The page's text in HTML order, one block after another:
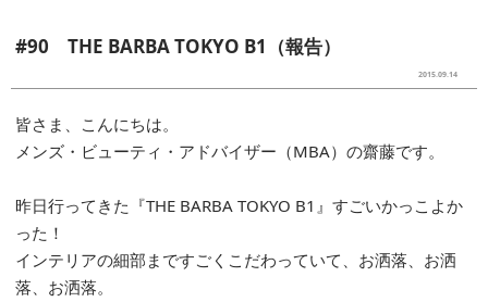
女の本音
テストステロン
海外セレブ
健康
スキンケア 食事
調査結果
トレーニング
好印象な男
頭皮ケア
ダイエット
理容室
#90 THE BARBA TOKYO B1（報告）
2015.09.14
皆さま、こんにちは。
メンズ・ビューティ・アドバイザー（MBA）の齋藤です。
昨日行ってきた『THE BARBA TOKYO B1』すごいかっこよか
った！
インテリアの細部まですごくこだわっていて、お洒落、お洒
落、お洒落。